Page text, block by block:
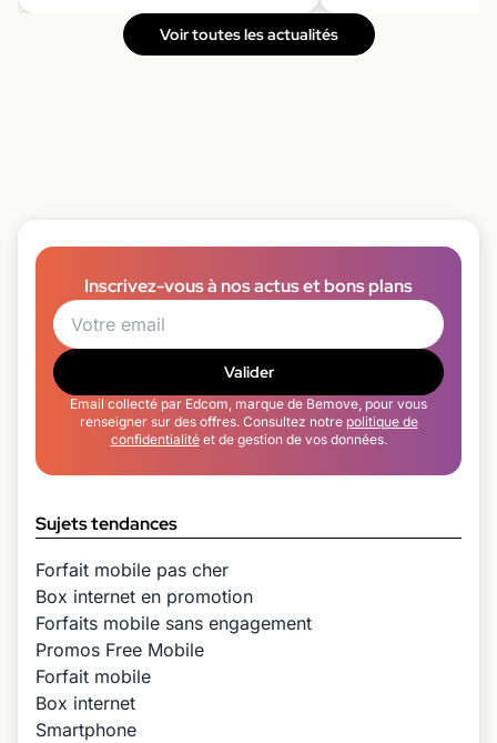
Voir toutes les actualités
Inscrivez-vous à nos actus et bons plans
Valider
Email collecté par Edcom, marque de Bemove, pour vous
renseigner sur des offres. Consultez notre politique de
confidentialitéet de gestion de vos données.
Sujets tendances
Forfait mobile pas cher
Box internet en promotion
Forfaits mobile sans engagement
Promos Free Mobile
Forfait mobile
Box internet
Smartphone